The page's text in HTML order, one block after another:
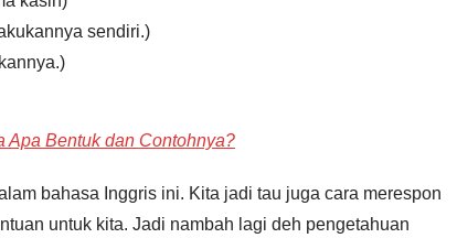
sendiri.)
Apa Bentuk dan Contohnya?
bahasa Inggris ini. Kita jadi tau juga cara merespon
untuk kita. Jadi nambah lagi deh pengetahuan